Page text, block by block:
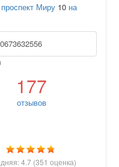
проспект Миру 10 на
177
отзывов
4.7 (351 оценка)